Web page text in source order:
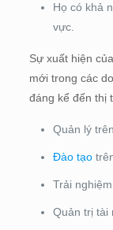
Họ có khả
vực.
Sự xuất hiện
mới trong các
đáng kể đến thị
Quản lý
Đào tạo
Trải
Quản trị tài